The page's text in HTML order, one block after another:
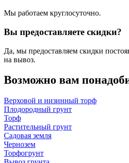
Мы работаем круглосуточно.
Вы предоставляете скидки?
Да, мы предоставляем скидки
на вывоз.
Возможно вам
Верховой и низинный торф
Плодородный грунт
Торф
Растительный грунт
Садовая земля
Чернозем
Торфогрунт